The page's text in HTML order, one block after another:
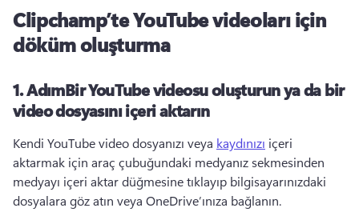
Clipchamp’te YouTube videoları için
döküm oluşturma
1. AdımBir YouTube videosu oluşturun ya da bir
video dosyasını içeri aktarın
Kendi YouTube video dosyanızı veya kaydınızı içeri
aktarmak için araç çubuğundaki medyanız sekmesinden
medyayı içeri aktar düğmesine tıklayıp bilgisayarınızdaki
dosyalara göz atın veya OneDrive’ınıza bağlanın.